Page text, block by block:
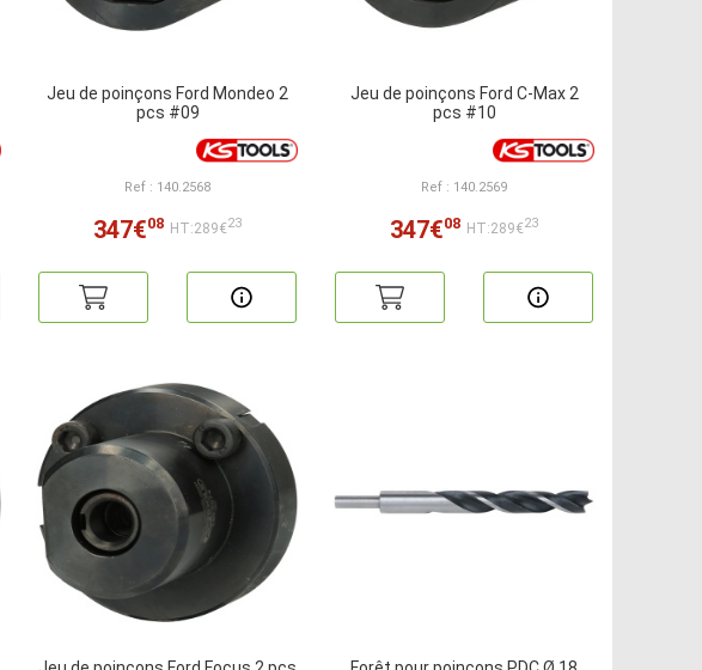
Jeu de poinçons Ford Mondeo 2
pcs #09
Ref : 140.2568
347€08 HT:289€23
Jeu de poinçons Ford C-Max 2
pcs #10
Ref : 140.2569
347€08 HT:289€23